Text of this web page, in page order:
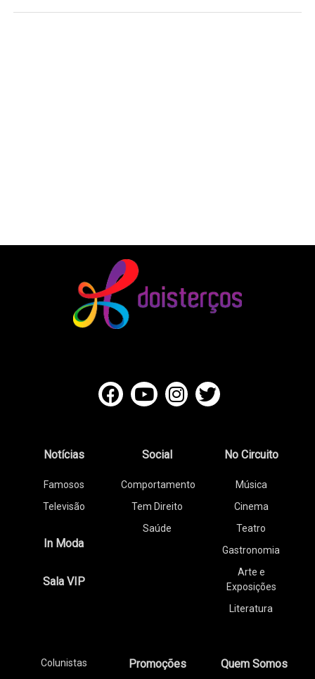
Notícias
Famosos
Televisão
In Moda
Sala VIP
Social
Comportamento
Tem Direito
Saúde
No Circuito
Música
Cinema
Teatro
Gastronomia
Arte e
Exposições
Literatura
Colunistas Promoções Quem Somos